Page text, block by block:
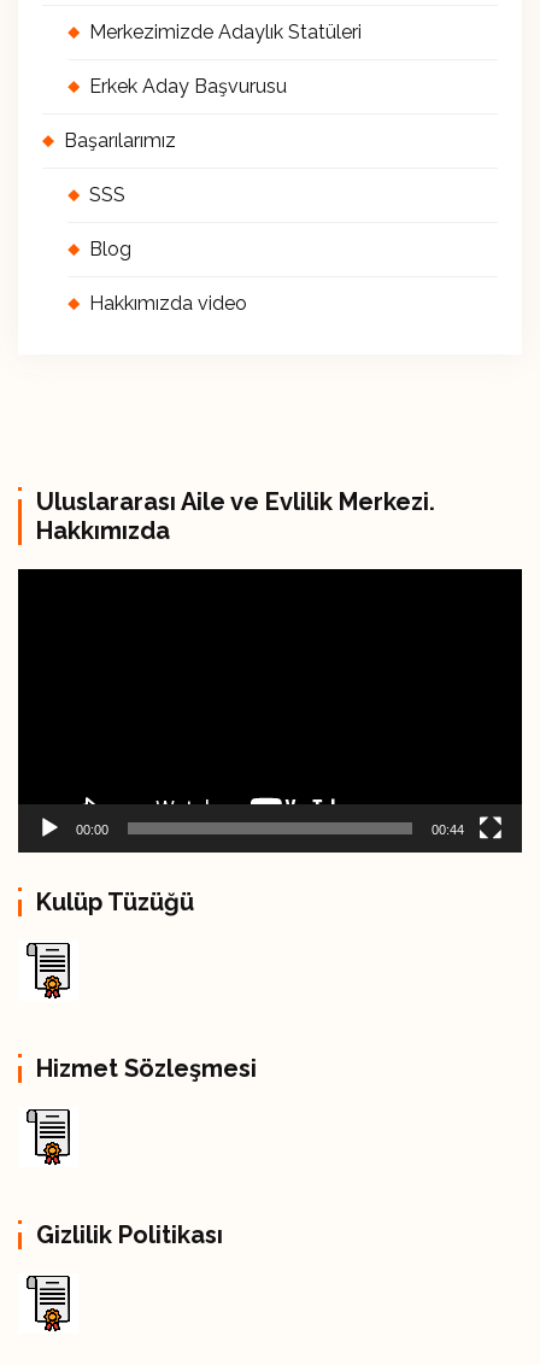
Merkezimizde Adaylık Statüleri
Erkek Aday Başvurusu
Başarılarımız
SSS
Blog
Hakkımızda video
Uluslararası Aile ve Evlilik Merkezi.
Hakkımızda
р
00:00 00:44
Kulüp Tüzüğü
Hizmet Sözleşmesi
Gizlilik Politikası